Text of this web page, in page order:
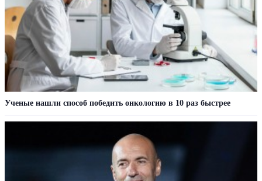
Ученые нашли способ победить онкологию в 10 раз быстрее